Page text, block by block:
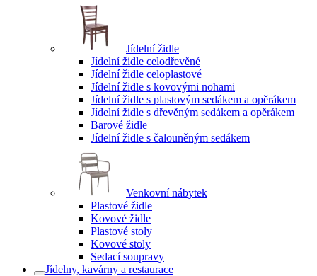
Jídelní židle
Jídelní židle celodřevěné
Jídelní židle celoplastové
Jídelní židle s kovovými nohami
Jídelní židle s plastovým sedákem a opěrákem
Jídelní židle s dřevěným sedákem a opěrákem
Barové židle
Jídelní židle s čalouněným sedákem
Venkovní nábytek
Plastové židle
Kovové židle
Plastové stoly
Kovové stoly
Sedací soupravy
Jídelny, kavárny a restaurace